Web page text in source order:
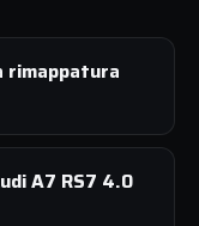
rimappatura
A7 RS7 4.0